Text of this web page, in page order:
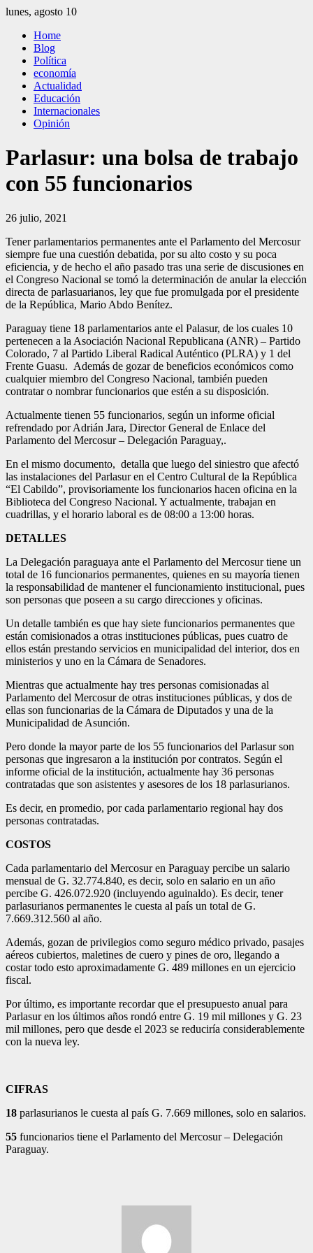
Saltar
contenido
lunes, agosto 10
El Independiente
El independiente Libre y Transparente
Home
Blog
Política
economía
Actualidad
Educación
Internacionales
Opinión
Parlasur: una bolsa de trabajo
con 55 funcionarios
26 julio, 2021
Tener parlamentarios permanentes ante el Parlamento del Mercosur
siempre fue una cuestión debatida, por su alto costo y su poca
eficiencia, y de hecho el año pasado tras una serie de discusiones en
el Congreso Nacional se tomó la determinación de anular la elección
directa de parlasuarianos, ley que fue promulgada por el presidente
de la República, Mario Abdo Benítez.
Paraguay tiene 18 parlamentarios ante el Palasur, de los cuales 10
pertenecen a la Asociación Nacional Republicana (ANR) – Partido
Colorado, 7 al Partido Liberal Radical Auténtico (PLRA) y 1 del
Frente Guasu. Además de gozar de beneficios económicos como
cualquier miembro del Congreso Nacional, también pueden
contratar o nombrar funcionarios que estén a su disposición.
Actualmente tienen 55 funcionarios, según un informe oficial
refrendado por Adrián Jara, Director General de Enlace del
Parlamento del Mercosur – Delegación Paraguay,.
En el mismo documento, detalla que luego del siniestro que afectó
las instalaciones del Parlasur en el Centro Cultural de la República
“El Cabildo”, provisoriamente los funcionarios hacen oficina en la
Biblioteca del Congreso Nacional. Y actualmente, trabajan en
cuadrillas, y el horario laboral es de 08:00 a 13:00 horas.
DETALLES
La Delegación paraguaya ante el Parlamento del Mercosur tiene un
total de 16 funcionarios permanentes, quienes en su mayoría tienen
la responsabilidad de mantener el funcionamiento institucional, pues
son personas que poseen a su cargo direcciones y oficinas.
Un detalle también es que hay siete funcionarios permanentes que
están comisionados a otras instituciones públicas, pues cuatro de
ellos están prestando servicios en municipalidad del interior, dos en
ministerios y uno en la Cámara de Senadores.
Mientras que actualmente hay tres personas comisionadas al
Parlamento del Mercosur de otras instituciones públicas, y dos de
ellas son funcionarias de la Cámara de Diputados y una de la
Municipalidad de Asunción.
Pero donde la mayor parte de los 55 funcionarios del Parlasur son
personas que ingresaron a la institución por contratos. Según el
informe oficial de la institución, actualmente hay 36 personas
contratadas que son asistentes y asesores de los 18 parlasurianos.
Es decir, en promedio, por cada parlamentario regional hay dos
personas contratadas.
COSTOS
Cada parlamentario del Mercosur en Paraguay percibe un salario
mensual de G. 32.774.840, es decir, solo en salario en un año
percibe G. 426.072.920 (incluyendo aguinaldo). Es decir, tener
parlasurianos permanentes le cuesta al país un total de G.
7.669.312.560 al año.
Además, gozan de privilegios como seguro médico privado, pasajes
aéreos cubiertos, maletines de cuero y pines de oro, llegando a
costar todo esto aproximadamente G. 489 millones en un ejercicio
fiscal.
Por último, es importante recordar que el presupuesto anual para
Parlasur en los últimos años rondó entre G. 19 mil millones y G. 23
mil millones, pero que desde el 2023 se reduciría considerablemente
con la nueva ley.
CIFRAS
18 parlasurianos le cuesta al país G. 7.669 millones, solo en salarios.
55 funcionarios tiene el Parlamento del Mercosur – Delegación
Paraguay.